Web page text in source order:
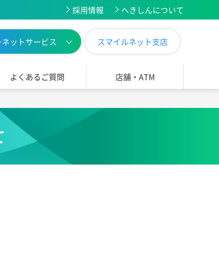
採用情報 へきしんについて
ットサービス スマイルネット支店
よくあるご質問 店舗・ATM